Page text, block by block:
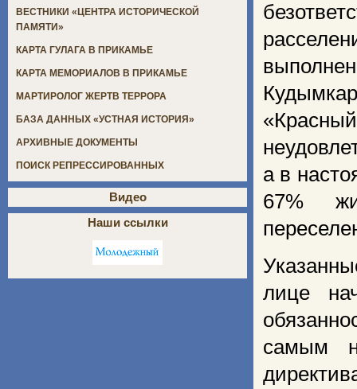
а в
67%
лице
самым
ВЕСТНИКИ «ЦЕНТРА ИСТОРИЧЕСКОЙ
ПАМЯТИ»
КАРТА ГУЛАГА В ПРИКАМЬЕ
КАРТА МЕМОРИАЛОВ В ПРИКАМЬЕ
МАРТИРОЛОГ ЖЕРТВ ТЕРРОРА
БАЗА ДАННЫХ «УСТНАЯ ИСТОРИЯ»
АРХИВНЫЕ ДОКУМЕНТЫ
ПОИСК РЕПРЕССИРОВАННЫХ
Видео
Наши ссылки